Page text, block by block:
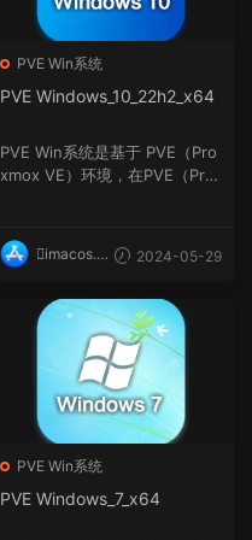
PVE Win系统
PVE Windows_10_22h2_x64
PVE Win系统是基于 PVE（Pro
xmox VE）环境，在PVE（Pro
imacos.t
2024-05-29
PVE Win系统
PVE Windows_7_x64